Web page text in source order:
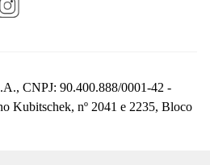
CNPJ: 90.400.888/0001-42 -
Kubitschek, nº 2041 e 2235, Bloco